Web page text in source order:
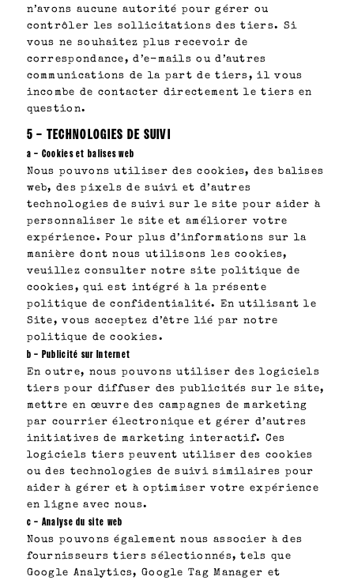
n’avons aucune autorité pour gérer ou
contrôler les sollicitations des tiers. Si
vous ne souhaitez plus recevoir de
correspondance, d’e-mails ou d’autres
communications de la part de tiers, il vous
incombe de contacter directement le tiers en
question.
5 – TECHNOLOGIES DE SUIVI
a – Cookies et balises web
Nous pouvons utiliser des cookies, des balises
web, des pixels de suivi et d’autres
technologies de suivi sur le site pour aider à
personnaliser le site et améliorer votre
expérience. Pour plus d’informations sur la
manière dont nous utilisons les cookies,
veuillez consulter notre site politique de
cookies, qui est intégré à la présente
politique de confidentialité. En utilisant le
Site, vous acceptez d’être lié par notre
politique de cookies.
b – Publicité sur Internet
En outre, nous pouvons utiliser des logiciels
tiers pour diffuser des publicités sur le site,
mettre en œuvre des campagnes de marketing
par courrier électronique et gérer d’autres
initiatives de marketing interactif. Ces
logiciels tiers peuvent utiliser des cookies
ou des technologies de suivi similaires pour
aider à gérer et à optimiser votre expérience
en ligne avec nous.
c – Analyse du site web
Nous pouvons également nous associer à des
fournisseurs tiers sélectionnés, tels que
Google Analytics, Google Tag Manager et